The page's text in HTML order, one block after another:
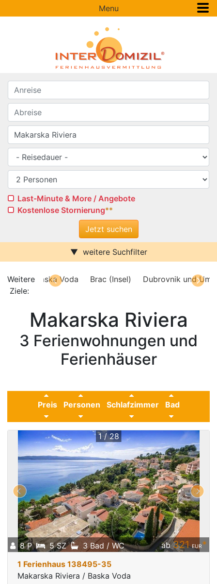
Menu
Last-Minute & More / Angebote
Kostenlose Stornierung**
weitere Suchfilter
Sauna
Kamin
Ferienwohnungen
Pool
Ferienhäuser
Urlaub mit Hund
Parkplatz (ggf. Gebühr)
Behindertenfreundlich
Weitere
Ziele:
Zadar Baska Voda Brac (Insel)
Dubrovnik und
(Insel)
Makarska Riviera
3 Ferienwohnungen und
Ferienhäuser
Preis Personen Schlafzimmer Bad
8 P 5 SZ 3 Bad / WC ab321 EUR*
1 / 28
1 Ferienhaus 138495-35
Makarska Riviera / Baska Voda